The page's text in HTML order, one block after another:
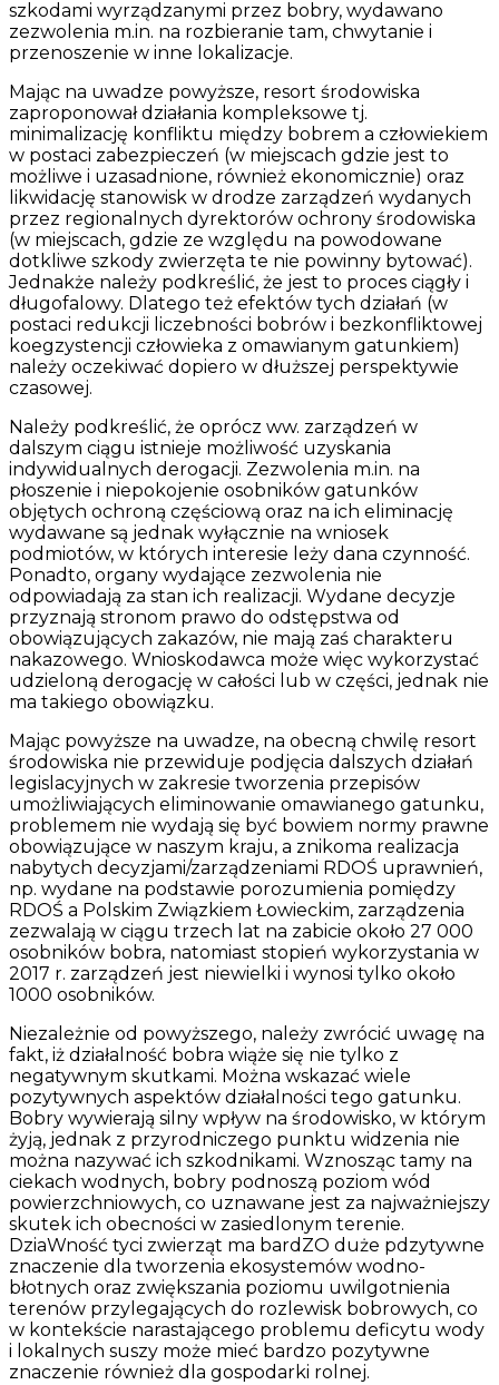
szkodami wyrządzanymi przez bobry, wydawano
zezwolenia m.in. na rozbieranie tam, chwytanie i
przenoszenie w inne lokalizacje.
Mając na uwadze powyższe, resort środowiska
zaproponował działania kompleksowe tj.
minimalizację konfliktu między bobrem a człowiekiem
w postaci zabezpieczeń (w miejscach gdzie jest to
możliwe i uzasadnione, również ekonomicznie) oraz
likwidację stanowisk w drodze zarządzeń wydanych
przez regionalnych dyrektorów ochrony środowiska
(w miejscach, gdzie ze względu na powodowane
dotkliwe szkody zwierzęta te nie powinny bytować).
Jednakże należy podkreślić, że jest to proces ciągły i
długofalowy. Dlatego też efektów tych działań (w
postaci redukcji liczebności bobrów i bezkonfliktowej
koegzystencji człowieka z omawianym gatunkiem)
należy oczekiwać dopiero w dłuższej perspektywie
czasowej.
Należy podkreślić, że oprócz ww. zarządzeń w
dalszym ciągu istnieje możliwość uzyskania
indywidualnych derogacji. Zezwolenia m.in. na
płoszenie i niepokojenie osobników gatunków
objętych ochroną częściową oraz na ich eliminację
wydawane są jednak wyłącznie na wniosek
podmiotów, w których interesie leży dana czynność.
Ponadto, organy wydające zezwolenia nie
odpowiadają za stan ich realizacji. Wydane decyzje
przyznają stronom prawo do odstępstwa od
obowiązujących zakazów, nie mają zaś charakteru
nakazowego. Wnioskodawca może więc wykorzystać
udzieloną derogację w całości lub w części, jednak nie
ma takiego obowiązku.
Mając powyższe na uwadze, na obecną chwilę resort
środowiska nie przewiduje podjęcia dalszych działań
legislacyjnych w zakresie tworzenia przepisów
umożliwiających eliminowanie omawianego gatunku,
problemem nie wydają się być bowiem normy prawne
obowiązujące w naszym kraju, a znikoma realizacja
nabytych decyzjami/zarządzeniami RDOŚ uprawnień,
np. wydane na podstawie porozumienia pomiędzy
RDOŚ a Polskim Związkiem Łowieckim, zarządzenia
zezwalają w ciągu trzech lat na zabicie około 27 000
osobników bobra, natomiast stopień wykorzystania w
2017 r. zarządzeń jest niewielki i wynosi tylko około
1000 osobników.
Niezależnie od powyższego, należy zwrócić uwagę na
fakt, iż działalność bobra wiąże się nie tylko z
negatywnym skutkami. Można wskazać wiele
pozytywnych aspektów działalności tego gatunku.
Bobry wywierają silny wpływ na środowisko, w którym
żyją, jednak z przyrodniczego punktu widzenia nie
można nazywać ich szkodnikami. Wznosząc tamy na
ciekach wodnych, bobry podnoszą poziom wód
powierzchniowych, co uznawane jest za najważniejszy
skutek ich obecności w zasiedlonym terenie.
DziaWność tyci zwierząt ma bardZO duże pdzytywne
znaczenie dla tworzenia ekosystemów wodno-
błotnych oraz zwiększania poziomu uwilgotnienia
terenów przylegających do rozlewisk bobrowych, co
w kontekście narastającego problemu deficytu wody
i lokalnych suszy może mieć bardzo pozytywne
znaczenie również dla gospodarki rolnej.